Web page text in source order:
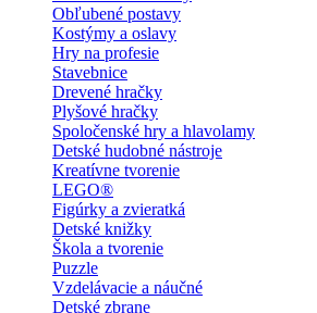
Obľubené postavy
Kostýmy a oslavy
Hry na profesie
Stavebnice
Drevené hračky
Plyšové hračky
Spoločenské hry a hlavolamy
Detské hudobné nástroje
Kreatívne tvorenie
LEGO®
Figúrky a zvieratká
Detské knižky
Škola a tvorenie
Puzzle
Vzdelávacie a náučné
Detské zbrane